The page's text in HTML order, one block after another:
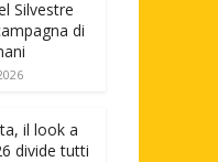
Silvestre
di
il look a
divide tutti